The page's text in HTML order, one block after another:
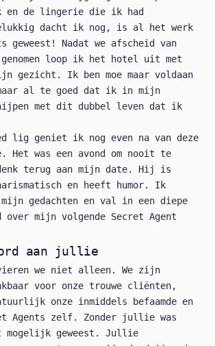
en de lingerie die ik had
dacht ik nog, is al het werk
geweest! Nadat we afscheid van
genomen loop ik het hotel uit met
gezicht. Ik ben moe maar voldaan
al te goed dat ik in mijn
met dit dubbel leven dat ik
lig geniet ik nog even na van deze
Het was een avond om nooit te
terug aan mijn date. Hij is
en heeft humor. Ik
mijn gedachten en val in een diepe
over mijn volgende Secret Agent
aan jullie
we niet alleen. We zijn
voor onze trouwe cliënten,
onze inmiddels befaamde en
Agents zelf. Zonder jullie was
mogelijk geweest. Jullie